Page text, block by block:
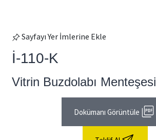
Sayfayı Yer İmlerine Ekle
İ-110-K
Vitrin Buzdolabı Menteşesi
Dokümanı Görüntüle